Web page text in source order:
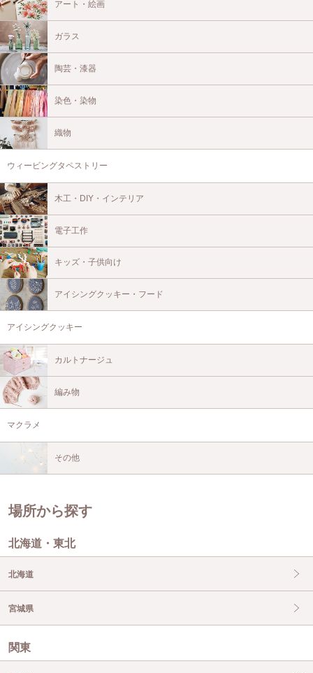
アート・絵画
ガラス
陶芸・漆器
染色・染物
織物
ウィービングタペストリー
木工・DIY・インテリア
電子工作
キッズ・子供向け
アイシングクッキー・フード
アイシングクッキー
カルトナージュ
編み物
マクラメ
その他
場所から探す
北海道・東北
北海道
宮城県
関東